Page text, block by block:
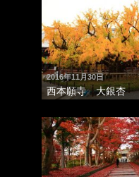
2016年11月30日
西本願寺 大銀杏